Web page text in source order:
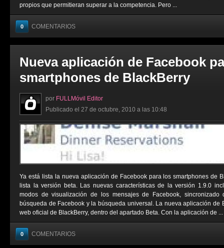
propios que permitieran superar a la competencia. Pero ...
0 COMENTARIOS
Nueva aplicación de Facebook
smartphones de BlackBerry
por FULLMóvil Editor
Publicado el 27 de octubre, 2010 a las 10:48
Ya está lista la nueva aplicación de Facebook para los smartphones de
lista la versión beta. Las nuevas características de la versión 1.9.0
modos de visualización de los mensajes de Facebook,
búsqueda de Facebook y la búsqueda universal. La nueva aplicación de
web oficial de BlackBerry, dentro del apartado Beta. Con la aplicación de ...
0 COMENTARIOS